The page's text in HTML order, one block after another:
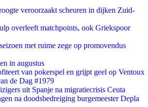
veroorzaakt scheuren in dijken Zuid-
overleeft matchpoints, ook Griekspoor
met ruime zege op promovendus
in augustus
van pokerspel en grijpt geel op Ventoux
de Dag #1979
uit Spanje na migratiecrisis Ceuta
na doodsbedreiging burgemeester Depla